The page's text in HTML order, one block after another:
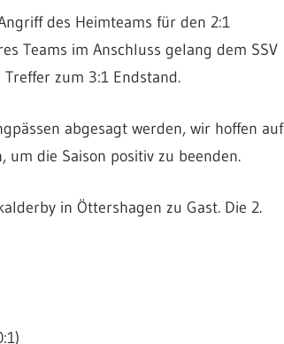
des Heimteams für den 2:1
Teams im Anschluss gelang dem SSV
zum 3:1 Endstand.
abgesagt werden, wir hoffen auf
die Saison positiv zu beenden.
in Öttershagen zu Gast. Die 2.